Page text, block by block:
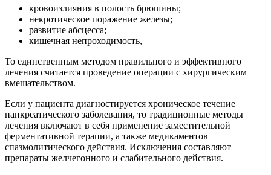
кровоизлияния в полость брюшины;
некротическое поражение железы;
развитие абсцесса;
кишечная непроходимость,
То единственным методом правильного и эффективного
лечения считается проведение операции с хирургическим
вмешательством.
Если у пациента диагностируется хроническое течение
панкреатического заболевания, то традиционные методы
лечения включают в себя применение заместительной
ферментативной терапии, а также медикаментов
спазмолитического действия. Исключения составляют
препараты желчегонного и слабительного действия.